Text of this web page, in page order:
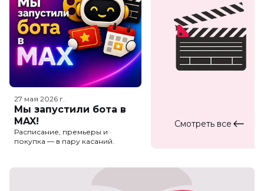
27 мая 2026 г.
Мы запустили бота в
MAX!
Расписание, премьеры и
покупка — в пару касаний.
Смотреть все